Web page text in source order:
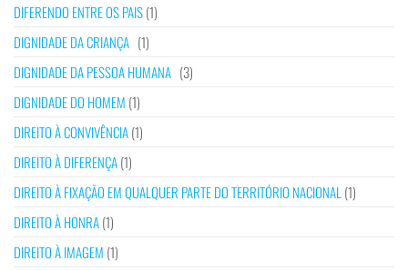
DIFERENDO ENTRE OS PAIS(1)
DIGNIDADE DA CRIANÇA (1)
DIGNIDADE DA PESSOA HUMANA (3)
DIGNIDADE DO HOMEM (1)
DIREITO À CONVIVÊNCIA(1)
DIREITO À DIFERENÇA(1)
DIREITO À FIXAÇÃO EM QUALQUER PARTE DO TERRITÓRIO NACIONAL (1)
DIREITO À HONRA(1)
DIREITO À IMAGEM (1)